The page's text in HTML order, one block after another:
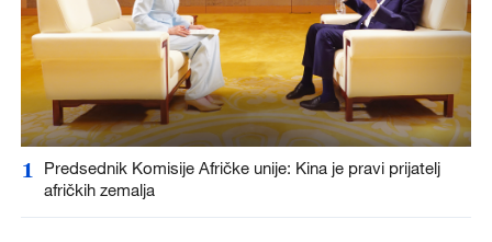
1
Predsednik Komisije Afričke unije: Kina je pravi prijatelj
afričkih zemalja